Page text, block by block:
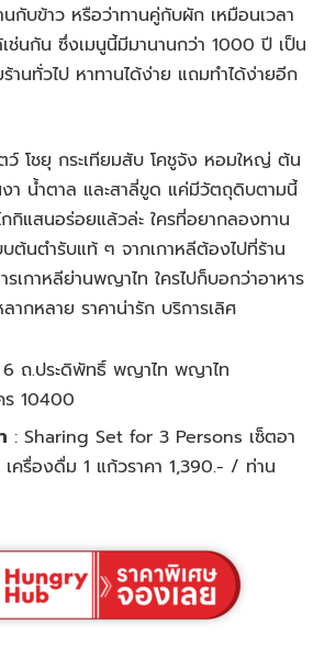
กับข้าว หรือว่าทานคู่กับผัก เหมือนเวลา
เช่นกัน ซึ่งเมนูนี้มีมานานกว่า 1000 ปี เป็น
านทั่วไป หาทานได้ง่าย แถมทำได้ง่ายอีก
ว์ โชยุ กระเทียมสับ โคชูจัง หอมใหญ่ ต้น
า น้ำตาล และสาลี่ขูด แค่มีวัตถุดิบตามนี้
กกิแสนอร่อยแล้วล่ะ ใครที่อยากลองทาน
ต้นตำรับแท้ ๆ จากเกาหลีต้องไปที่ร้าน
รเกาหลีย่านพญาไท ใครไปก็บอกว่าอาหาร
ากหลาย ราคาน่ารัก บริการเลิศ
6 ถ.ประดิพัทธิ์ พญาไท พญาไท
ร 10400
: Sharing Set for 3 Persons เซ็ตอา
เครื่องดื่ม 1 แก้วราคา 1,390.- / ท่าน